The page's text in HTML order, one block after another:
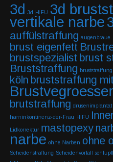
3d 3d-HIFU 3d
vertikale narbe
auffülstraffung augenbraue
brust eigenfett
brustspezialist brust
Bruststraffung
köln bruststraffung
brutstraffung drüsenimplantat
harninkontinenz-der-Frau HIFU
Lidkorrektur mastopexy
narbe ohne Narben ohne
Scheidenstraffung Scheidenvorfall